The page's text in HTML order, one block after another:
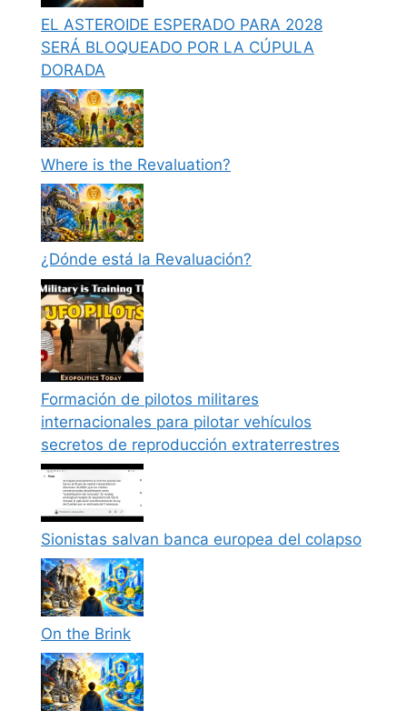
EL ASTEROIDE ESPERADO PARA 2028
SERÁ BLOQUEADO POR LA CÚPULA
DORADA
Where is the Revaluation?
¿Dónde está la Revaluación?
Formación de pilotos militares
internacionales para pilotar vehículos
secretos de reproducción extraterrestres
Sionistas salvan banca europea del colapso
On the Brink